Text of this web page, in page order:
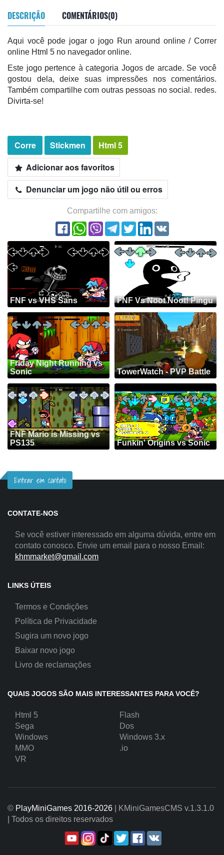
DESCRIÇÃO COMENTÁRIOS(0)
Aqui você pode jogar o jogo Run around online / Correr
online Html 5 no navegador online.
Este jogo pertence à categoria Jogos de arcade. Se você
gostou dela, deixe suas impressões nos comentários.
Também compartilhe com outras pessoas no social. redes.
Divirta-se!
Corre Stickmen
Html 5
Adicionar aos favoritos
Denunciar um jogo não útil ou erros
Compartilhe com amigos:
FNF vs VHS Sans FNF Vs Noot Noot! Pingu
Friday Night Running vs
Sonic
TowerWatch - PVP Battle
FNF Mario is Missing vs
PS135
Funkin' Origins vs Sonic
Entrar em contato
CONTATE-NOS
Se você estiver interessado em alguma dúvida, entre em
contato conosco. Envie um email para o nosso Email:
khmmarket@gmail.com
LINKS ÚTEIS
Termos e Condições
Política de Privacidade
Sugira um novo jogo
Baixar novo jogo
Livro de reclamações
QUAIS JOGOS SÃO MAIS INTERESSANTES PARA VOCÊ?
Html 5
Flash
Sega
Dos
Windows
Windows 3.x
MMO
.io
VR
© PlayMiniGames 2016-2026 | KMiniGamesCMS v.1.3.1.0
| Todos os direitos reservados